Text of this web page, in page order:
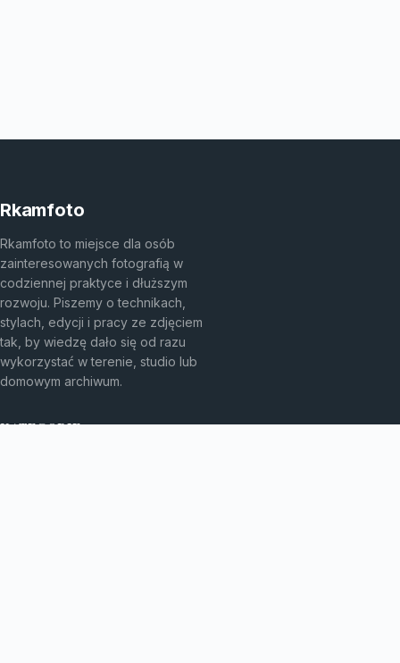
Rkamfoto
Rkamfoto to miejsce dla osób
zainteresowanych fotografią w
codziennej praktyce i dłuższym
rozwoju. Piszemy o technikach,
stylach, edycji i pracy ze zdjęciem
tak, by wiedzę dało się od razu
wykorzystać w terenie, studio lub
domowym archiwum.
KATEGORIE